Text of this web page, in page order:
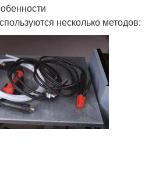
несколько методов: